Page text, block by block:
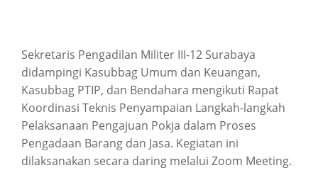
Sekretaris Pengadilan Militer III-12 Surabaya
didampingi Kasubbag Umum dan Keuangan,
Kasubbag PTIP, dan Bendahara mengikuti Rapat
Koordinasi Teknis Penyampaian Langkah-langkah
Pelaksanaan Pengajuan Pokja dalam Proses
Pengadaan Barang dan Jasa. Kegiatan ini
dilaksanakan secara daring melalui Zoom Meeting.